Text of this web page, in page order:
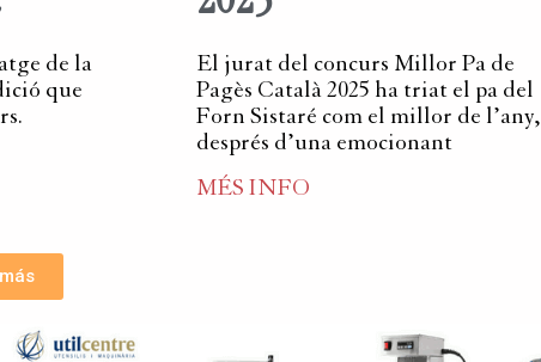
de la
que
El jurat del concurs Millor Pa de
Pagès Català 2025 ha triat el pa del
Forn Sistaré com el millor de l’any,
després d’una emocionant
MÉS INFO